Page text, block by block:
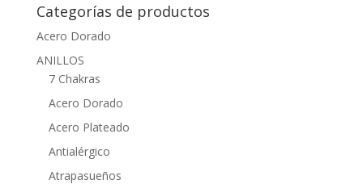
Categorías de productos
Acero Dorado
ANILLOS
7 Chakras
Acero Dorado
Acero Plateado
Antialérgico
Atrapasueños